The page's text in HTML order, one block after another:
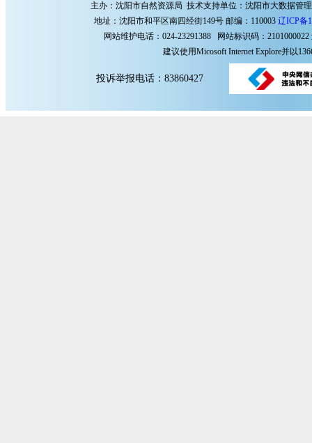
主办：沈阳市自然资源局 技术支持单位：沈阳市大数据管
地址：沈阳市和平区南四经街149号 邮编：110003 辽ICP备
网站维护电话：024-23291388 网站标识码：2101000022
建议使用Micosoft Internet Explore并以
投诉举报电话：83860427